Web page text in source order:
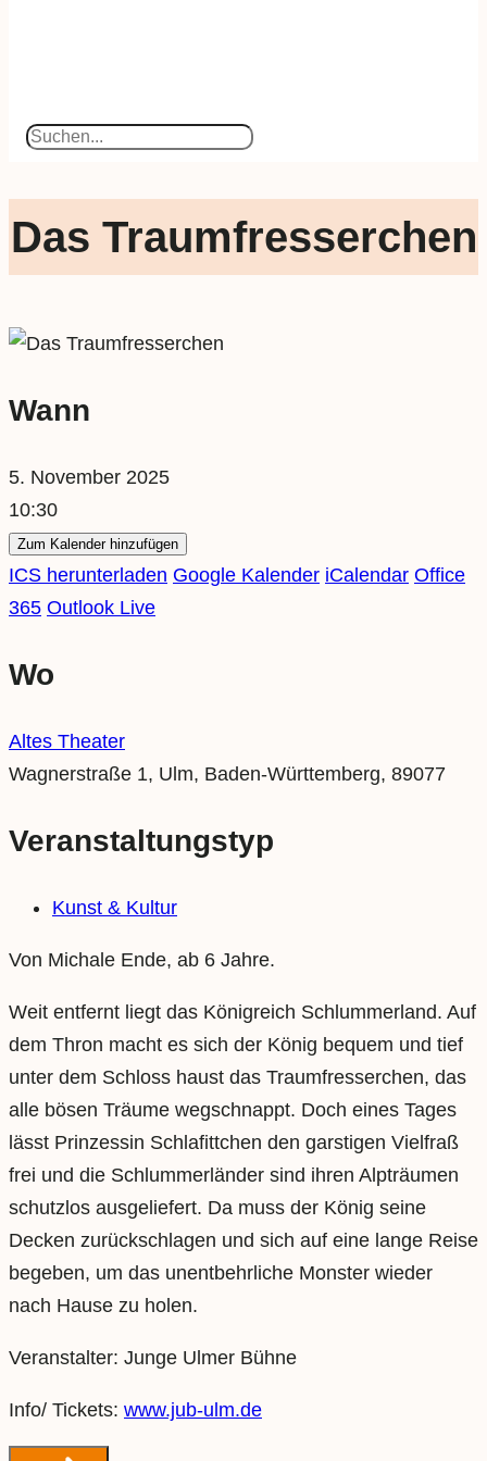
Suchen
Das Traumfresserchen
Wann
5. November 2025
10:30
Zum Kalender hinzufügen
ICS herunterladen Google Kalender iCalendar Office
365 Outlook Live
Wo
Altes Theater
Wagnerstraße 1, Ulm, Baden-Württemberg, 89077
Veranstaltungstyp
Kunst & Kultur
Von Michale Ende, ab 6 Jahre.
Weit entfernt liegt das Königreich Schlummerland. Auf
dem Thron macht es sich der König bequem und tief
unter dem Schloss haust das Traumfresserchen, das
alle bösen Träume wegschnappt. Doch eines Tages
lässt Prinzessin Schlafittchen den garstigen Vielfraß
frei und die Schlummerländer sind ihren Alpträumen
schutzlos ausgeliefert. Da muss der König seine
Decken zurückschlagen und sich auf eine lange Reise
begeben, um das unentbehrliche Monster wieder
nach Hause zu holen.
Veranstalter: Junge Ulmer Bühne
Info/ Tickets: www.jub-ulm.de